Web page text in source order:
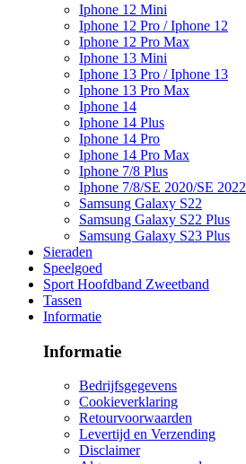
Iphone 12 Mini
Iphone 12 Pro / Iphone 12
Iphone 12 Pro Max
Iphone 13 Mini
Iphone 13 Pro / Iphone 13
Iphone 13 Pro Max
Iphone 14
Iphone 14 Plus
Iphone 14 Pro
Iphone 14 Pro Max
Iphone 7/8 Plus
Iphone 7/8/SE 2020/SE 2022
Samsung Galaxy S22
Samsung Galaxy S22 Plus
Samsung Galaxy S23 Plus
Sieraden
Speelgoed
Sport Hoofdband Zweetband
Tassen
Informatie
Informatie
Bedrijfsgegevens
Cookieverklaring
Retourvoorwaarden
Levertijd en Verzending
Disclaimer